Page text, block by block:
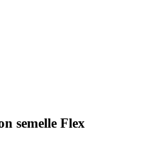
semelle Flex